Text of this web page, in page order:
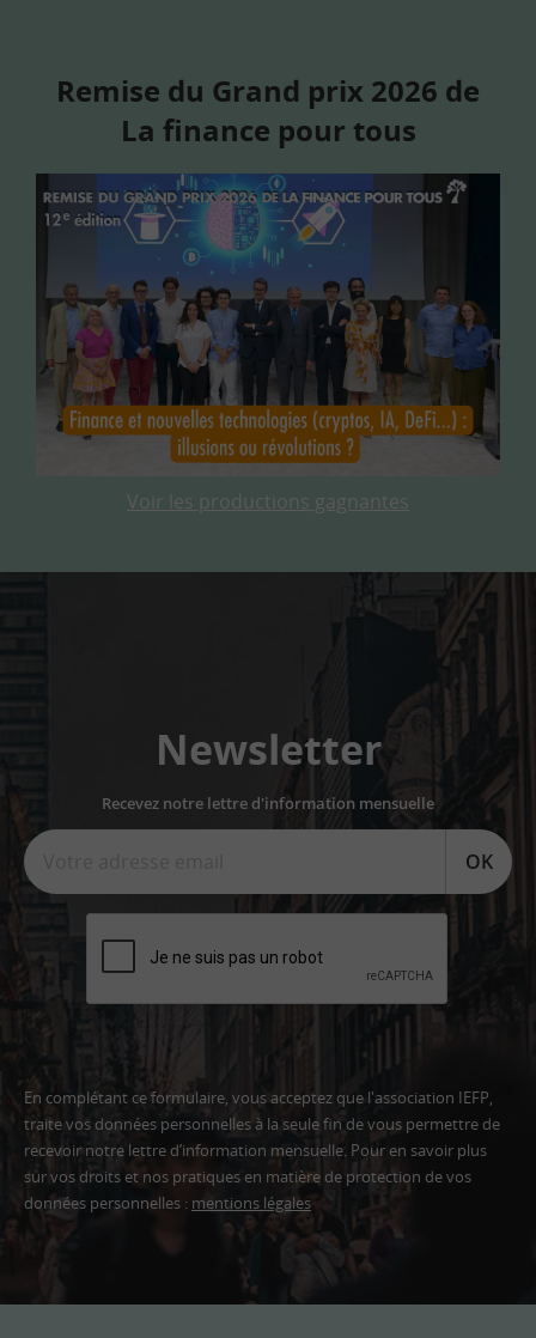
Remise du Grand prix 2026 de
La finance pour tous
Voir les productions gagnantes
Newsletter
Recevez notre lettre d'information mensuelle
OK
En complétant ce formulaire, vous acceptez que l'association IEFP,
traite vos données personnelles à la seule fin de vous permettre de
recevoir notre lettre d’information mensuelle. Pour en savoir plus
sur vos droits et nos pratiques en matière de protection de vos
données personnelles : mentions légales
Adresse